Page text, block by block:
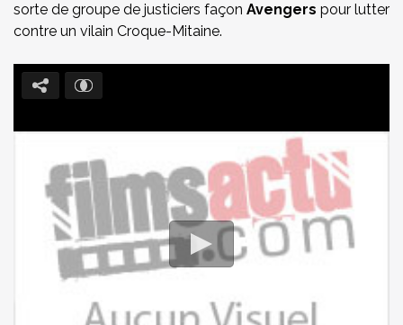
sorte de groupe de justiciers façon Avengers pour lutter
contre un vilain Croque-Mitaine.